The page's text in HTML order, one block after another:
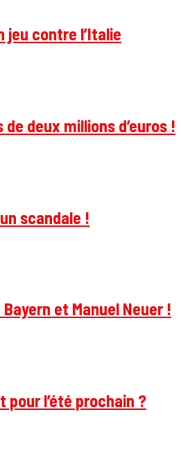
jeu contre l’Italie
deux millions d’euros !
scandale !
et Manuel Neuer !
l’été prochain ?